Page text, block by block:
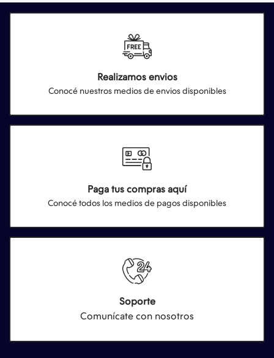
Realizamos envios
Conocé nuestros medios de envios disponibles
Paga tus compras aquí
Conocé todos los medios de pagos disponibles
Soporte
Comunícate con nosotros